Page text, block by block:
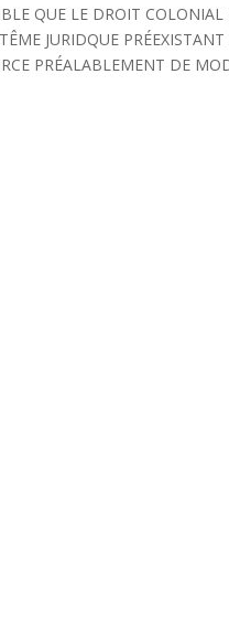
QUE LE DROIT
JURIDQUE
PRÉALABLEMENT DE